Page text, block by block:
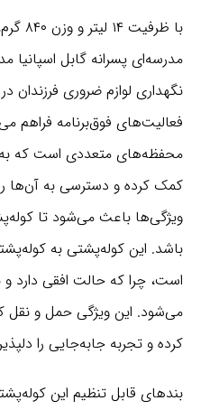
با
نگهداری لوازم ضروری
فعالیت‌های فوق‌برنامه فراهم
محفظه‌های متعددی است که به
کمک کرده و دسترسی به آن‌ها
ویژگی‌ها باعث می‌شود تا
باشد. این کوله‌پشتی به
است، چرا که حالت افقی دارد
می‌شود. این ویژگی حمل و نقل
کرده و تجربه جابه‌جایی را
بندهای قابل تنظیم این